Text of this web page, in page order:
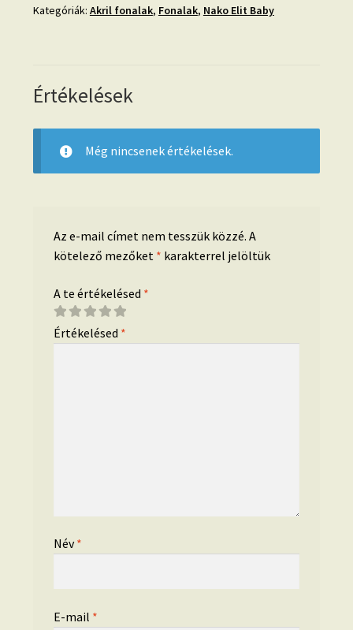
babakék-
Kategóriák: Akril fonalak, Fonalak, Nako Elit Baby
Értékelések
Még nincsenek értékelések.
Az e-mail címet nem tesszük közzé. A
kötelező mezőket * karakterrel jelöltük
A te értékelésed *
Értékelésed *
Név*
E-mail *